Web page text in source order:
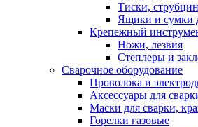
Тиски,
Ящики и сумки
Крепежный
Ножи, лезвия
Степлеры и
Сварочное оборудование
Проволока и
Аксессуары для
Маски для сварки,
Горелки газовые